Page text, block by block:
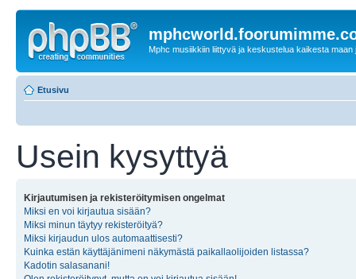
Mphc musiikkiin liittyvä ja keskustelua kaikesta maan
Etusivu
Usein kysyttyä
Kirjautumisen ja rekisteröitymisen ongelmat
Miksi en voi kirjautua sisään?
Miksi minun täytyy rekisteröityä?
Miksi kirjaudun ulos automaattisesti?
Kuinka estän käyttäjänimeni näkymästä paikallaolijoiden listassa?
Kadotin salasanani!